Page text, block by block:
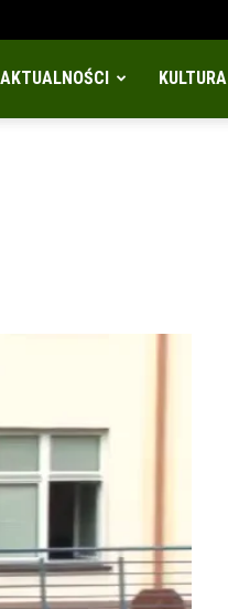
AKTUALNOŚCI KULTURA